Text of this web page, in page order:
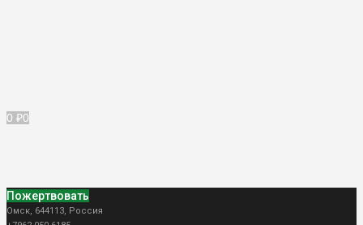
0 ₽0
Пожертвовать
Омск, 644113, Россия